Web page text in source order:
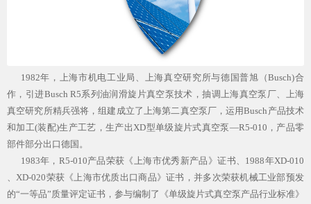
1982年，上海市机电工业局、上海真空研究所与德国普旭（Busch)合
作，引进Busch R5系列油润滑旋片真空泵技术，抽调上海真空泵厂、上海
真空研究所精兵强将，组建成立了上海第二真空泵厂，运用Busch产品技术
和加工(装配)生产工艺，生产出XD型单级旋片式真空泵—R5-010，产品零
部件部分出口德国。
1983年，R5-010产品荣获《上海市优秀新产品》证书、1988年XD-010
、XD-020荣获《上海市优质出口商品》证书，并多次荣获机械工业部预发
的“一等品”质量评定证书，参与编制了《单级旋片式真空泵产品行业标准》